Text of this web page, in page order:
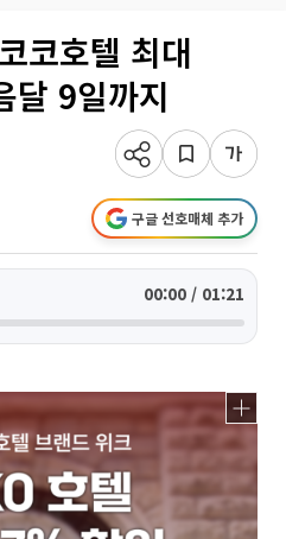
코호텔 최대
9일까지
구글 선호매체 추가
00:00 / 01:21